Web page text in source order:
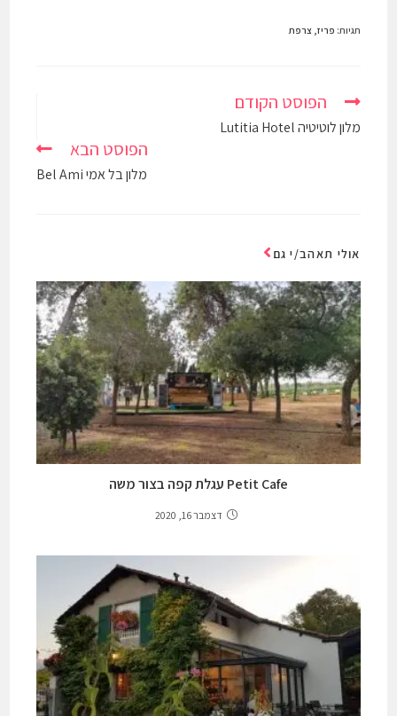
תגיות: פריז, צרפת
הפוסט הקודם
מלון לוטיטיה Lutitia Hotel
הפוסט הבא
מלון בל אמי Bel Ami
אולי תאהב/י גם
Petit Cafe עגלת קפה בצור משה
דצמבר 16, 2020